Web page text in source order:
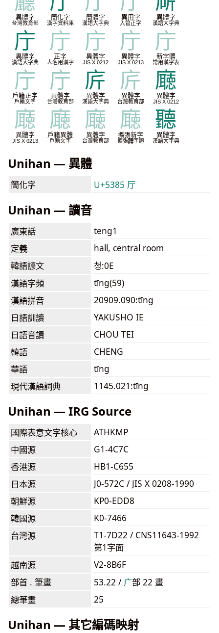
異體字
台灣教育部
簡化字
漢字資料庫
簡體字
漢語大字典
異用字
入管正字
異體字
漢語大字典
庁
異體字
漢語大字典
庁
正字
人名用漢字
庁
異體字
JIS X 0212
庁
異體字
JIS X 0213
庁
新字體
常用漢字表
庁
戶籍正字
戶籍文字
庁
異體字
台灣教育部
庍
異體字
漢語大字典
庍
異體字
台灣教育部
廰
異體字
JIS X 0212
廰
異體字
JIS X 0213
廰
戶籍異體
戶籍文字
廰
異體字
台灣教育部
廰
擴張新字
體
擴張新字體
聽
異體字
漢語大字典
Unihan — 異體
簡化字 U+5385 厅
Unihan — 讀音
廣東話
teng1
定義
hall, central room
韓語諺文
청:0E
漢語字頻
tīng(59)
漢語拼音
20909.090:tīng
日語訓讀
YAKUSHO IE
日語音讀
CHOU TEI
韓語
CHENG
華語
tīng
現代漢語詞典
1145.021:tīng
Unihan — IRG Source
國際表意文字核心
ATHKMP
中國源
G1-4C7C
香港源
HB1-C655
日本源
J0-572C / JIS X 0208-1990
朝鮮源
KP0-EDD8
韓國源
K0-7466
台灣源
T1-7D22 / CNS11643-1992
第1字面
越南源
V2-8B6F
部首 . 筆畫
53.22 / ⼴部 22 畫
總筆畫
25
Unihan — 其它編碼映射